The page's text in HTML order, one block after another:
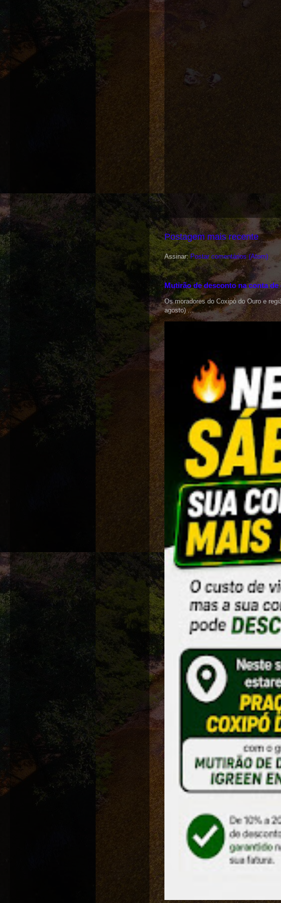
Postagem mais recente
Assinar:Postar comentários (Atom)
Mutirão de desconto na conta
Os moradores do Coxipó do Ouro e
agosto) ...